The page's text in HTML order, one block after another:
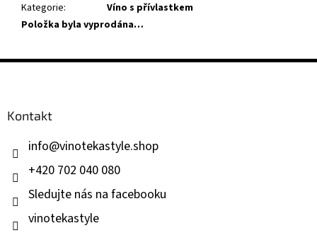
Kategorie:
Víno s přívlastkem
Položka byla vyprodána…
Z
Kontakt
info@vinotekastyle.shop
+420 702 040 080
Sledujte nás na facebooku
vinotekastyle